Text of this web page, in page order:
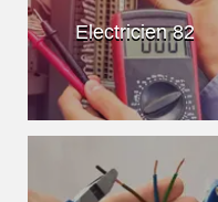
Electricien 82